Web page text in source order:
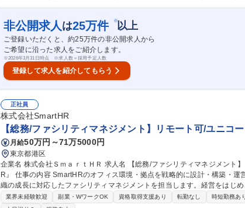
ド「WEGO」/残業平均10h
非公開求人 は25万件 ※以上
ご登録いただくと、約25万件の非公開求人から
ご希望に沿った求人をご紹介します。
※2026年3月31日時点 ※求人数＝採用予定人数
登録して求人を紹介してもらう
正社員
株式会社SmartHR
【総務/ファシリティマネジメント】リモート可/ユニコ
月給50万円～71万5000円
東京都港区
企業名 株式会社ＳｍａｒｔＨＲ 求人名 【総務/ファシリティマネジメント】リモート可/ユニコーン企業『SmartH
R』 仕事の内容 SmartHRのオフィス環境・拠点を戦略的に設計・構築・運営するプロフェッショナルとして、組
織の成長に対応したファシリティマネジメントを担当します。経営をはじ
ら、 下記業務を担っていただきます。 ■オフィス戦略・コンセプト設計 ■拠点構築・オフィス環境の整備や維持 ■
ビルオーナー・外部パートナーとの交渉やコスト管理 ■データドリブンなワークプレイス改
業界未経験歓迎 副業・WワークOK 資格取得支援あり 転勤なし 時短勤務あ